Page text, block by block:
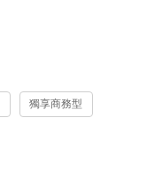
獨享商務型